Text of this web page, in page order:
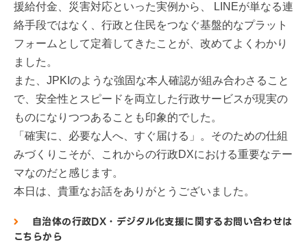
援給付金、災害対応といった実例から、 LINEが単なる連
絡手段ではなく、行政と住民をつなぐ基盤的なプラット
フォームとして定着してきたことが、改めてよくわかり
ました。
また、JPKIのような強固な本人確認が組み合わさること
で、安全性とスピードを両立した行政サービスが現実の
ものになりつつあることも印象的でした。
「確実に、必要な人へ、すぐ届ける」。そのための仕組
みづくりこそが、これからの行政DXにおける重要なテー
マなのだと感じます。
本日は、貴重なお話をありがとうございました。
自治体の行政DX・デジタル化支援に関するお問い合わせは
こちらから